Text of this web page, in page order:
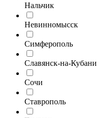
Нальчик
Невинномысск
Симферополь
Славянск-на-Кубани
Сочи
Ставрополь